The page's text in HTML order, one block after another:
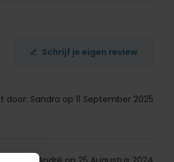
Schrijf je eigen review
door: Sandra op 11 September 2025